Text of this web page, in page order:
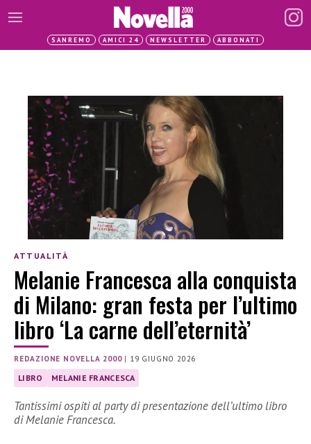
SANREMO AMICI 24 NEWSLETTER ABBONATI
ATTUALITÀ
Melanie Francesca alla conquista
di Milano: gran festa per l’ultimo
libro ‘La carne dell’eternità’
REDAZIONE NOVELLA 2000| 19 GIUGNO 2026
LIBRO MELANIE FRANCESCA
Tantissimi ospiti al party di presentazione dell’ultimo libro
di Melanie Francesca.